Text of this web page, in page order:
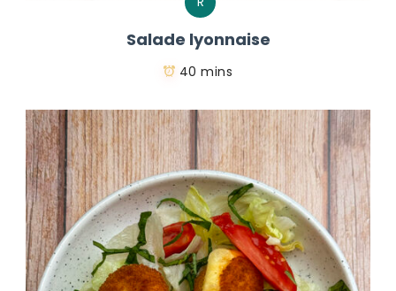
Salade lyonnaise
40 mins